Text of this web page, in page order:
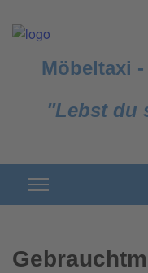
Möbeltaxi -
"Lebst du